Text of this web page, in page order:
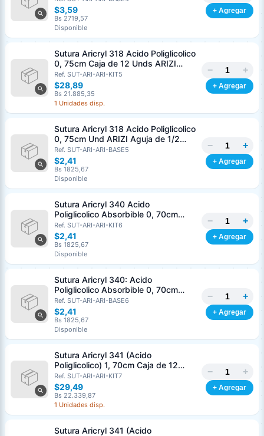
26mm
$3,59
Bs 2719,57
Disponible
+ Agregar
Sutura Aricryl 318 Acido Poliglicolico
0, 75cm Caja de 12 Unds ARIZI
Aguja de 1/2 Punta Cónica 26mm
Ref. SUT-ARI-ARI-KIT5
$28,89
Bs 21.885,35
1 Unidades disp.
− +
+ Agregar
Sutura Aricryl 318 Acido Poliglicolico
0, 75cm Und ARIZI Aguja de 1/2
Punta Cónica 26mm
Ref. SUT-ARI-ARI-BASE5
$2,41
Bs 1825,67
Disponible
− +
+ Agregar
Sutura Aricryl 340 Acido
Poliglicolico Absorbible 0, 70cm
Caja de 12 Unds ARIZI Aguja de 1/2
Punta Cónica 36mm
Ref. SUT-ARI-ARI-KIT6
$2,41
Bs 1825,67
Disponible
− +
+ Agregar
Sutura Aricryl 340: Acido
Poliglicolico Absorbible 0, 70cm
Und ARIZI Aguja de 1/2 Punta
Cónica 36mm
Ref. SUT-ARI-ARI-BASE6
$2,41
Bs 1825,67
Disponible
− +
+ Agregar
Sutura Aricryl 341 (Acido
Poliglicolico) 1, 70cm Caja de 12
Unds ARIZI Aguja de 1/2 Circulo
Punta Conica 36mm
Ref. SUT-ARI-ARI-KIT7
$29,49
Bs 22.339,87
1 Unidades disp.
− +
+ Agregar
Sutura Aricryl 341 (Acido
Generar cotización
Completá los datos para emitir el PDF
Nombre o razón social
Cédula o RIF*
Teléfono (opcional)
Email (opcional)
Cancelar
Clave